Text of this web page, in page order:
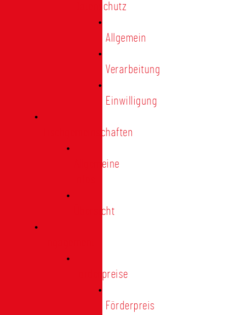
Datenschutz
Allgemein
Verarbeitung
Einwilligung
Tischgemeinschaften
Allgemeine
Übersicht
Förderpreise
Förderpreis